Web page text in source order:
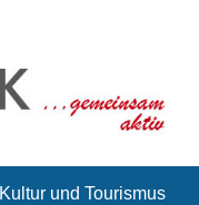
Kultur und Tourismus